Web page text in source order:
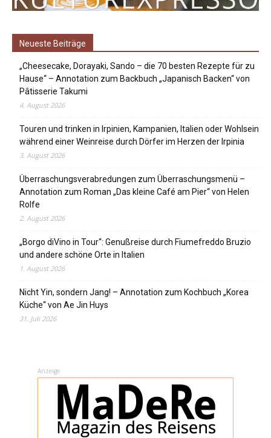
Neueste Beiträge
„Cheesecake, Dorayaki, Sando – die 70 besten Rezepte für zu
Hause“ – Annotation zum Backbuch „Japanisch Backen“ von
Pâtisserie Takumi
4. August 2026
Touren und trinken in Irpinien, Kampanien, Italien oder Wohlsein
während einer Weinreise durch Dörfer im Herzen der Irpinia
3. August 2026
Überraschungsverabredungen zum Überraschungsmenü –
Annotation zum Roman „Das kleine Café am Pier“ von Helen
Rolfe
2. August 2026
„Borgo diVino in Tour“: Genußreise durch Fiumefreddo Bruzio
und andere schöne Orte in Italien
1. August 2026
Nicht Yin, sondern Jang! – Annotation zum Kochbuch „Korea
Küche“ von Ae Jin Huys
31. Juli 2026
Anzeige